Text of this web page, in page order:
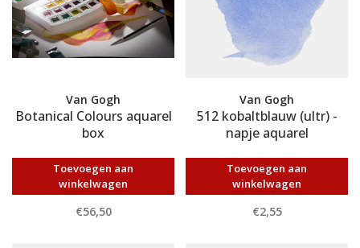
Van Gogh
Botanical Colours aquarel
box
Toevoegen aan
winkelwagen
€56,50
Van Gogh
512 kobaltblauw (ultr) -
napje aquarel
Toevoegen aan
winkelwagen
€2,55